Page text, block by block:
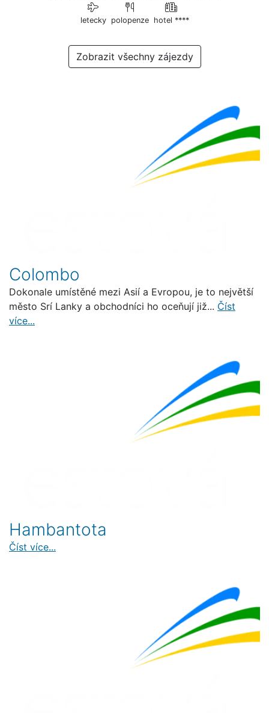
letecky polopenze hotel ****
Zobrazit všechny zájezdy
Colombo
Dokonale umístěné mezi Asií a Evropou, je to největší
město Srí Lanky a obchodníci ho oceňují již... Číst
více...
Hambantota
Číst více...